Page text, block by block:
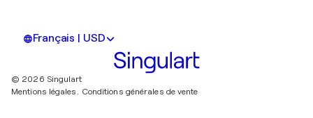
Français | USD
© 2026 Singulart
Mentions légales. Conditions générales de vente